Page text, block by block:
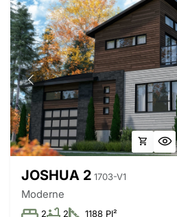
JOSHUA 2 1703-V1
Moderne
2 2 1188 PI²